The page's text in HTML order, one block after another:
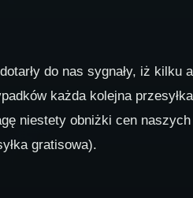
do nas sygnały, iż kilku
każda kolejna
niestety obniżki cen
gratisowa).